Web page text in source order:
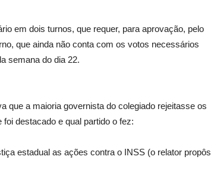
em dois turnos, que requer, para aprovação, pelo
que ainda não conta com os votos necessários
semana do dia 22.
que a maioria governista do colegiado rejeitasse os
destacado e qual partido o fez:
estadual as ações contra o INSS (o relator propôs